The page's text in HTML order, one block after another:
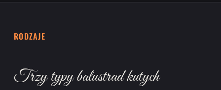
RODZAJE
Trzy typy balustrad kutych